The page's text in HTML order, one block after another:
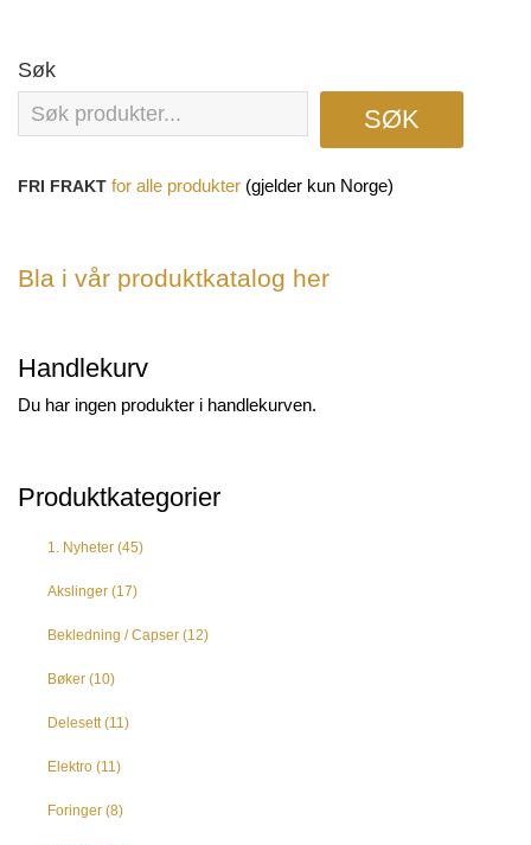
Søk
SØK
FRI FRAKT for alle produkter (gjelder kun Norge)
Bla i vår produktkatalog her
Handlekurv
Du har ingen produkter i handlekurven.
Produktkategorier
1. Nyheter (45)
Akslinger (17)
Bekledning / Capser (12)
Bøker (10)
Delesett (11)
Elektro (11)
Foringer (8)